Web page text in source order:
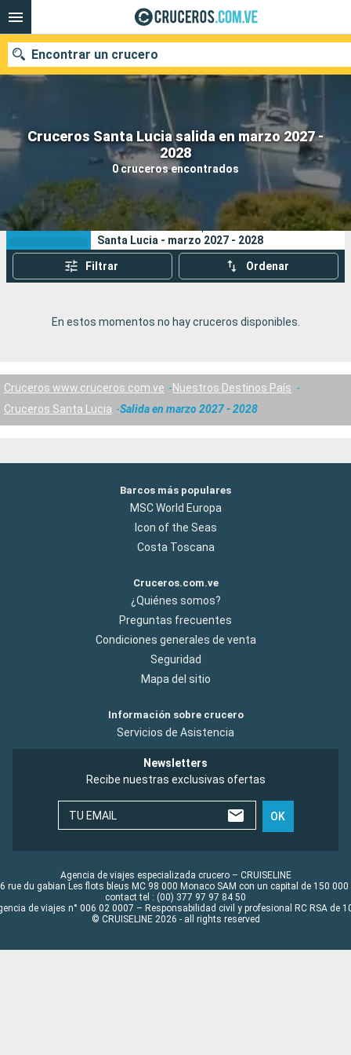
Cruceros Santa Lucia salida en marzo 2027 -
2028
0 cruceros encontrados
Encontrar un crucero
Nuestros destinos
Fecha de salida
Puertos Compañías
Buscar
Sus criterios de búsqueda:
Santa Lucia - marzo 2027 - 2028
Filtrar Ordenar
En estos momentos no hay cruceros disponibles.
Cruceros www.cruceros.com.ve
Nuestros Destinos País
Cruceros Santa Lucia
Salida en marzo 2027 - 2028
Barcos más populares
MSC World Europa
Icon of the Seas
Costa Toscana
Cruceros.com.ve
¿Quiénes somos?
Preguntas frecuentes
Condiciones generales de venta
Seguridad
Mapa del sitio
Información sobre crucero
Servicios de Asistencia
Newsletters
Recibe nuestras exclusivas ofertas
TU EMAIL OK
Agencia de viajes especializada crucero – CRUISELINE
rue du gabian Les flots bleus MC 98 000 Monaco SAM con un capital de 150 000
contact tel : (00) 377 97 97 84 50
de viajes n° 006 02 0007 – Responsabilidad civil y profesional RC RSA de
© CRUISELINE 2026 - all rights reserved